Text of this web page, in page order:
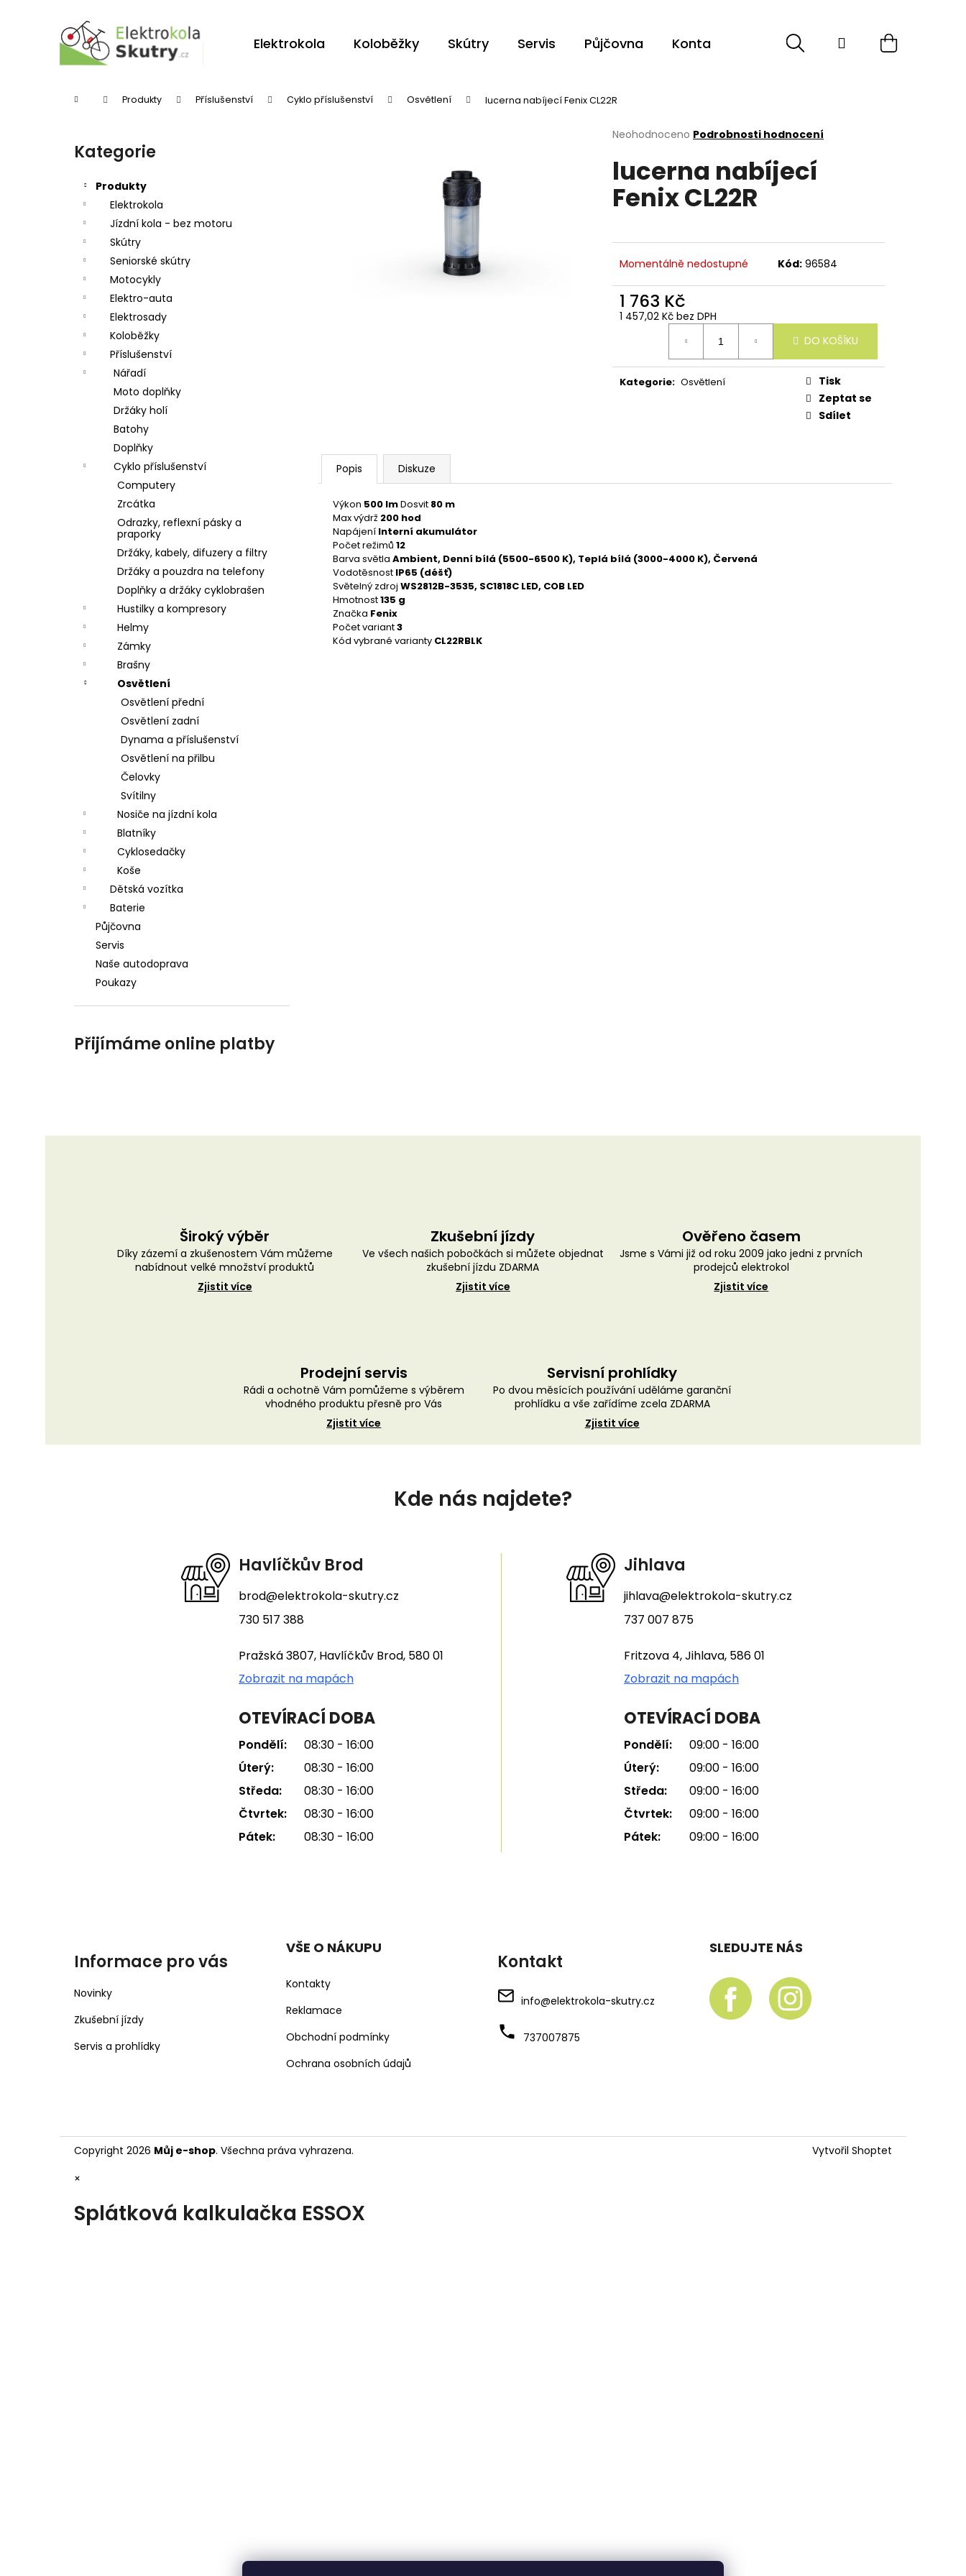
Elektrokola Koloběžky Skútry Servis Půjčovna Kontakt HledatPřihlášeníNákupní
Domů Produkty Příslušenství Cyklo příslušenství Osvětlení lucerna nabíjecí Fenix CL22R
Přeskočit
kategorie
Kategorie
Produkty
Elektrokola
Jízdní kola - bez motoru
Skútry
Seniorské skútry
Motocykly
Elektro-auta
Elektrosady
Koloběžky
Příslušenství
Nářadí
Moto doplňky
Držáky holí
Batohy
Doplňky
Cyklo příslušenství
Computery
Zrcátka
Odrazky, reflexní pásky a
praporky
Držáky, kabely, difuzery a filtry
Držáky a pouzdra na telefony
Doplňky a držáky cyklobrašen
Hustilky a kompresory
Helmy
Zámky
Brašny
Osvětlení
Osvětlení přední
Osvětlení zadní
Dynama a příslušenství
Osvětlení na přilbu
Čelovky
Svítilny
Nosiče na jízdní kola
Blatníky
Cyklosedačky
Koše
Dětská vozítka
Baterie
Půjčovna
Servis
Naše autodoprava
Poukazy
Přijímáme online platby
Průměrné
produktu
0,0
Neohodnoceno Podrobnosti hodnocení
lucerna nabíjecí
Fenix CL22R
Momentálně nedostupné Kód: 96584
1 763 Kč
1 457,02 Kč bez DPH
DO KOŠÍKU
Kategorie: Osvětlení
Tisk
Zeptat se
Sdílet
Popis Diskuze
Výkon 500 lmDosvit 80 m
Max výdrž 200 hod
Napájení Interní akumulátor
Počet režimů 12
Barva světla Ambient, Denní bílá (5500-6500 K), Teplá bílá (3000-4000 K), Červená
Vodotěsnost IP65 (déšť)
Světelný zdroj WS2812B-3535, SC1818C LED, COB LED
Hmotnost135 g
Značka Fenix
Počet variant3
Kód vybrané varianty CL22RBLK
Široký výběr
Díky zázemí a zkušenostem Vám můžeme
nabídnout velké množství produktů
Zjistit více
Zkušební jízdy
Ve všech našich pobočkách si můžete objednat
zkušební jízdu ZDARMA
Zjistit více
Ověřeno časem
Jsme s Vámi již od roku 2009 jako jedni z prvních
prodejců elektrokol
Zjistit více
Prodejní servis
Rádi a ochotně Vám pomůžeme s výběrem
vhodného produktu přesně pro Vás
Zjistit více
Servisní prohlídky
Po dvou měsících používání uděláme garanční
prohlídku a vše zařídíme zcela ZDARMA
Zjistit více
Zpět
Zpět
Doporučujeme
Kde nás najdete?
Havlíčkův Brod
brod@elektrokola-skutry.cz
730 517 388
Pražská 3807, Havlíčkův Brod, 580 01
Zobrazit na mapách
OTEVÍRACÍ DOBA
Pondělí:
08:30 - 16:00
Úterý:
08:30 - 16:00
Středa:
08:30 - 16:00
Čtvrtek:
08:30 - 16:00
Pátek:
08:30 - 16:00
Jihlava
jihlava@elektrokola-skutry.cz
737 007 875
Fritzova 4, Jihlava, 586 01
Zobrazit na mapách
OTEVÍRACÍ DOBA
Pondělí:
09:00 - 16:00
Úterý:
09:00 - 16:00
Středa:
09:00 - 16:00
Čtvrtek:
09:00 - 16:00
Pátek:
09:00 - 16:00
Informace pro vás
Novinky
Zkušební jízdy
Servis a prohlídky
VŠE O NÁKUPU
Kontakty
Reklamace
Obchodní podmínky
Ochrana osobních údajů
Kontakt
info@elektrokola-skutry.cz
737007875
SLEDUJTE NÁS
Vytvořil Shoptet
Copyright 2026 Můj e-shop. Všechna práva vyhrazena.
×
Splátková kalkulačka ESSOX